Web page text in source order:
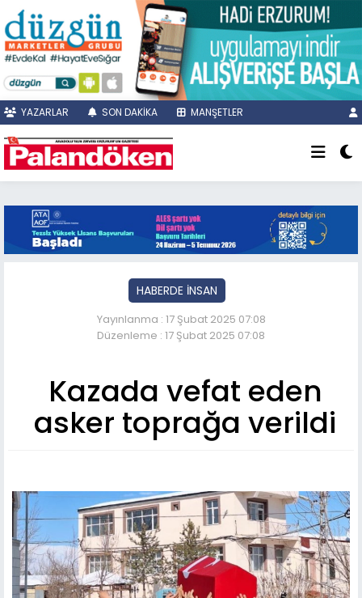
YAZARLAR SON DAKİKA MANŞETLER
HABERDE İNSAN
Yayınlanma : 17 Şubat 2025 07:08
Düzenleme : 17 Şubat 2025 07:08
Kazada vefat eden
asker toprağa verildi